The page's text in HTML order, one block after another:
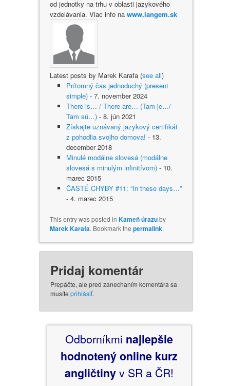
od jednotky na trhu v oblasti jazykového
vzdelávania. Viac info na www.langem.sk
Latest posts by Marek Karafa (see all)
Prítomný čas jednoduchý (present
simple) - 7. november 2024
There is… / There are… (Tam je…/
Tam sú…) - 8. jún 2021
Získajte uznávaný jazykový certifikát
z pohodlia svojho domova! - 13.
december 2018
Minulé modálne slovesá (modálne
slovesá s minulým infinitívom) - 10.
marec 2015
ČASTÉ CHYBY #11: “In these days…”
- 4. marec 2015
This entry was posted in Kameň úrazuby
Marek Karafa. Bookmark the permalink.
Pridaj komentár
Prepáčte, ale pred zanechaním komentára sa
musíte prihlásiť.
Odborníkmi najlepšie
hodnotenýonline kurz
angličtinyv SR a ČR!